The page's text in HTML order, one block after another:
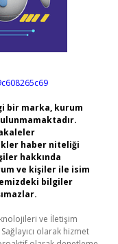
bir marka, kurum
haber niteliği
hakkında
ve kişiler ile isim
bilgiler
ve İletişim
olarak hizmet